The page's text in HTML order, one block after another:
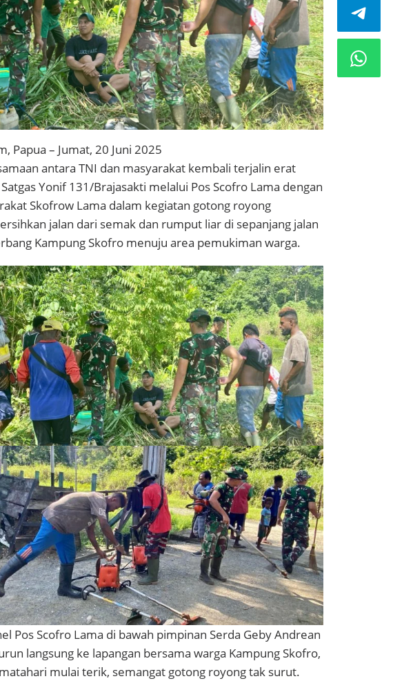
Papua – Jumat, 20 Juni 2025
antara TNI dan masyarakat kembali terjalin erat
Yonif 131/Brajasakti melalui Pos Scofro Lama dengan
Skofrow Lama dalam kegiatan gotong royong
jalan dari semak dan rumput liar di sepanjang jalan
Kampung Skofro menuju area pemukiman warga.
Pos Scofro Lama di bawah pimpinan Serda Geby Andrean
langsung ke lapangan bersama warga Kampung Skofro,
mulai terik, semangat gotong royong tak surut.